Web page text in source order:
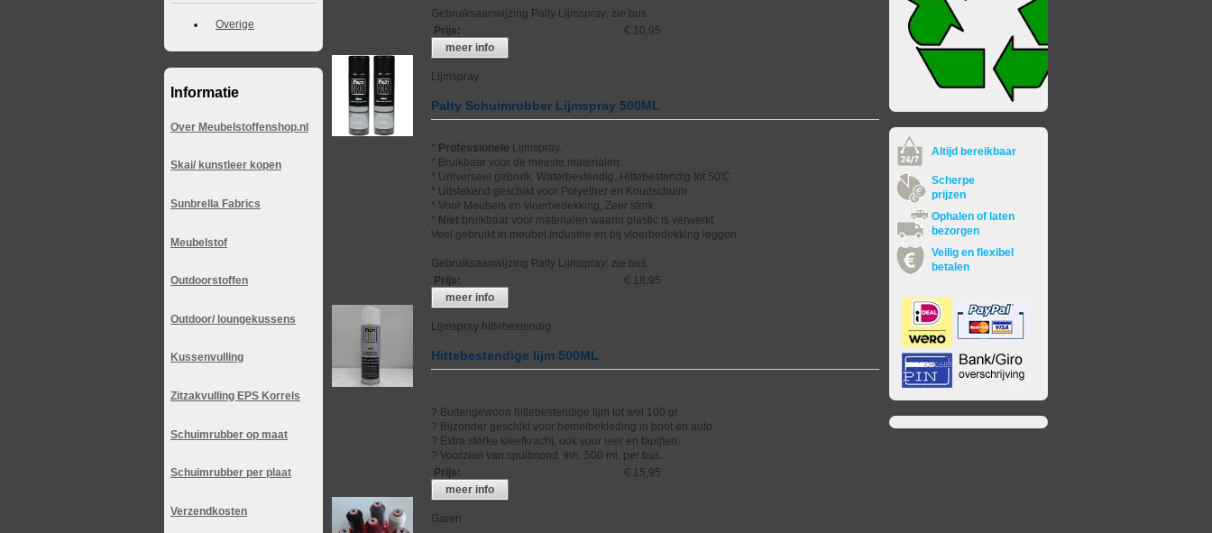
Overige
Informatie
Over Meubelstoffenshop.nl
Skai/ kunstleer kopen
Sunbrella Fabrics
Meubelstof
Outdoorstoffen
Outdoor/ loungekussens
Kussenvulling
Zitzakvulling EPS Korrels
Schuimrubber op maat
Schuimrubber per plaat
Verzendkosten
Gebruiksaanwijzing Palty Lijmspray; zie bus.
Prijs:
€ 10,95
meer info
Lijmspray
Palty Schuimrubber Lijmspray 500ML
* Professionele Lijmspray.
* Bruikbaar voor de meeste materialen.
* Universeel gebruik. Waterbestendig. Hittebestendig tot 50'C
* Uitstekend geschikt voor Polyether en Koudschuim.
* Voor Meubels en vloerbedekking, Zeer sterk.
* Niet bruikbaar voor materialen waarin plastic is verwerkt.
Veel gebruikt in meubel industrie en bij vloerbedekking leggen.
Gebruiksaanwijzing Palty Lijmspray; zie bus.
Prijs:
€ 18,95
meer info
Lijmspray hittebestendig
Hittebestendige lijm 500ML
? Buitengewoon hittebestendige lijm tot wel 100 gr.
? Bijzonder geschikt voor hemelbekleding in boot en auto.
? Extra sterke kleefkracht, ook voor leer en tapijten.
? Voorzien van spuitmond. Inh. 500 ml. per bus.
Prijs:
€ 15,95
meer info
Garen
Altijd bereikbaar
Scherpe
prijzen
Ophalen of laten
bezorgen
Veilig en flexibel
betalen